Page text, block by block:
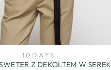
10DAYS
Z DEKOLTEM W SEREK